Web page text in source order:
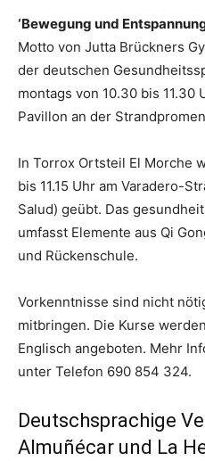
‘Bewegung und
Motto von Jutta Brückners
der deutschen
montags von 10.30 bis 11.30
Pavillon an der
In Torrox Ortsteil El Morche
bis 11.15 Uhr am Varadero-
Salud) geübt. Das
umfasst Elemente aus Qi
und Rückenschule.
Vorkenntnisse sind nicht
mitbringen. Die Kurse
Englisch angeboten. Mehr
unter Telefon 690 854 324.
Deutschsprachige
Almuñécar und La